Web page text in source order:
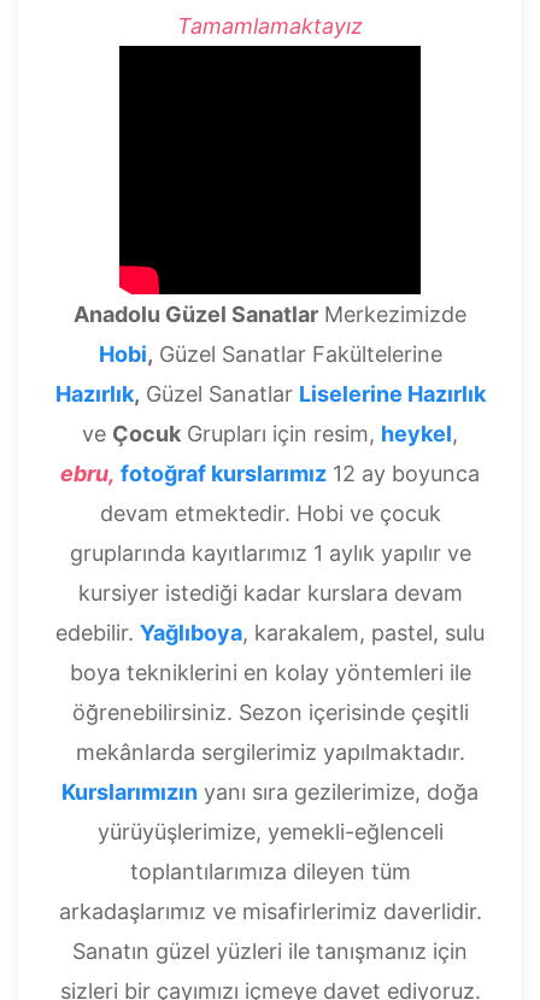
Tamamlamaktayız
Anadolu Güzel Sanatlar Merkezimizde
Hobi, Güzel Sanatlar Fakültelerine
Hazırlık, Güzel Sanatlar Liselerine Hazırlık
ve Çocuk Grupları için resim, heykel,
ebru, fotoğraf kurslarımız 12 ay boyunca
devam etmektedir. Hobi ve çocuk
gruplarında kayıtlarımız 1 aylık yapılır ve
kursiyer istediği kadar kurslara devam
edebilir. Yağlıboya, karakalem, pastel, sulu
boya tekniklerini en kolay yöntemleri ile
öğrenebilirsiniz. Sezon içerisinde çeşitli
mekânlarda sergilerimiz yapılmaktadır.
Kurslarımızın yanı sıra gezilerimize, doğa
yürüyüşlerimize, yemekli-eğlenceli
toplantılarımıza dileyen tüm
arkadaşlarımız ve misafirlerimiz daverlidir.
Sanatın güzel yüzleri ile tanışmanız için
sizleri bir çayımızı içmeye davet ediyoruz.